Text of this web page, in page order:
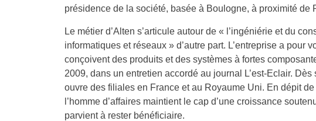
présidence de la société, basée à Boulogne, à proximité de
Le métier d’Alten s’articule autour de « l’ingéniérie et du
informatiques et réseaux » d’autre part. L’entreprise a pour
conçoivent des produits et des systèmes à fortes
2009, dans un entretien accordé au journal L’est-Eclair.
ouvre des filiales en France et au Royaume Uni. En dépit
l’homme d’affaires maintient le cap d’une croissance
parvient à rester bénéficiaire.